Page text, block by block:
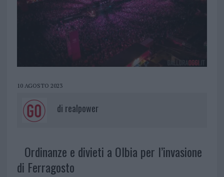
10 AGOSTO 2023
di realpower
Ordinanze e divieti a Olbia per l’invasione
di Ferragosto